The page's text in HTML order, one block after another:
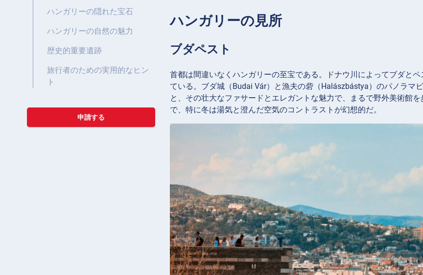
ハンガリーの隠れた宝石
ハンガリーの自然の魅力
歴史的重要遺跡
旅行者のための実用的なヒン
ト
申請する
ハンガリーの見所
ブダペスト
首都は間違いなくハンガリーの至宝である。ドナウ川によってブダと
ている。ブダ城（Budai Vár）と漁夫の砦（Halászbástya）のパノラマ
と、その壮大なファサードとエレガントな魅力で、まるで野外美術館
で、特に冬は湯気と澄んだ空気のコントラストが幻想的だ。